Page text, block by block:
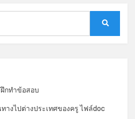
กทำข้อสอบ
งไปต่างประเทศของครู ไฟล์doc